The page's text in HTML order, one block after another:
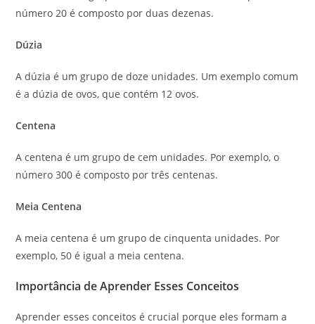
número 20 é composto por duas dezenas.
Dúzia
A dúzia é um grupo de doze unidades. Um exemplo comum
é a dúzia de ovos, que contém 12 ovos.
Centena
A centena é um grupo de cem unidades. Por exemplo, o
número 300 é composto por três centenas.
Meia Centena
A meia centena é um grupo de cinquenta unidades. Por
exemplo, 50 é igual a meia centena.
Importância de Aprender Esses Conceitos
Aprender esses conceitos é crucial porque eles formam a